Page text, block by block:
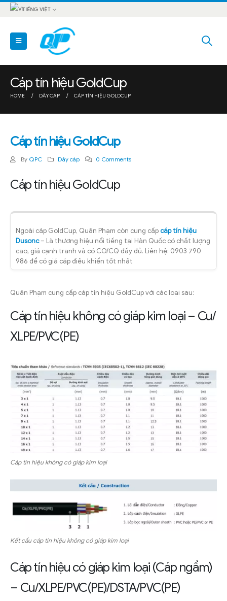
TIẾNG VIỆT
Cáp tín hiệu GoldCup
HOME DÂY CÁP CÁP TÍN HIỆU GOLDCUP
Cáp tín hiệu GoldCup
By QPC Dây cáp 0 Comments
Cáp tín hiệu GoldCup
Ngoài cáp GoldCup, Quân Phạm còn cung cấpcáp tín hiệu
Dusonc– Là thương hiệu nổi tiếng tại Hàn Quốc có chất lượng
cao, giá cạnh tranh và có CO/CQ đầy đủ. Liên hệ: 0903 790
986 để có giá cáp điều khiển tốt nhất
Quân Phạm cung cấp cáp tín hiệu GoldCup với các loại sau:
Cáp tín hiệu không có giáp kim loại – Cu/
XLPE/PVC(PE)
Cáp tín hiệu không có giáp kim loại
Kết cấu cáp tín hiệu không có giáp kim loại
Cáp tín hiệu có giáp kim loại (Cáp ngầm)
– Cu/XLPE/PVC(PE)/DSTA/PVC(PE)